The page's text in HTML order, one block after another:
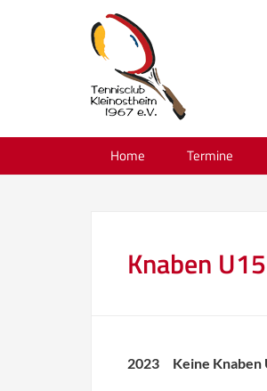
Home Termine
Knaben U15
2023 Keine Knaben